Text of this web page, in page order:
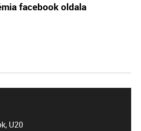
facebook oldala
U20